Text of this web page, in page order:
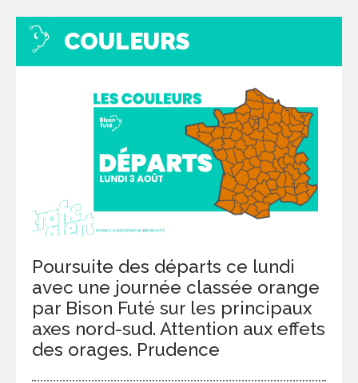
COULEURS
Poursuite des départs ce lundi
avec une journée classée orange
par Bison Futé sur les principaux
axes nord-sud. Attention aux effets
des orages. Prudence